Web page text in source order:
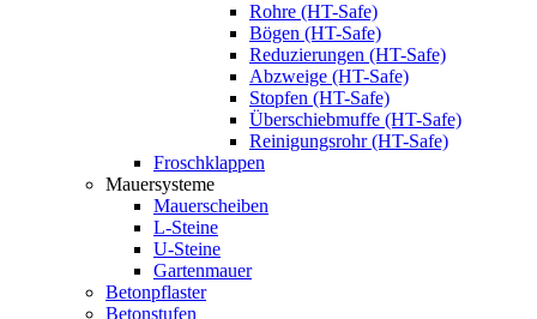
Rohre (HT-Safe)
Bögen (HT-Safe)
Reduzierungen (HT-Safe)
Abzweige (HT-Safe)
Stopfen (HT-Safe)
Überschiebmuffe (HT-Safe)
Reinigungsrohr (HT-Safe)
Froschklappen
Mauersysteme
Mauerscheiben
L-Steine
U-Steine
Gartenmauer
Betonpflaster
Betonstufen